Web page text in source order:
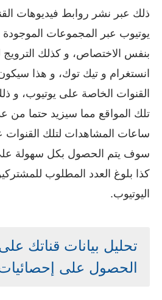
ذلك عبر نشر روابط فيديوهات
يوتيوب عبر المجموعات
بنفس الاختصاص، و كذلك الترويج
انستغرام و تيك توك، و هذا سيكون
القنوات الخاصة على يوتيوب، و
تلك المواقع مما سيزيد حتما من
ساعات المشاهدات لتلك القنوات
كذا بلوغ العدد المطلوب
اليوتيوب.
تحليل بيانات قناتك
الحصول على